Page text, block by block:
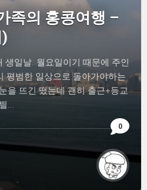
0
족의 홍콩여행 –
생일날. 월요일이기 때문에 주인
평범한 일상으로 돌아가야하는
을 뜨긴 떴는데 괜히 출근+등교
...